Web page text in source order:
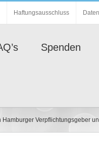
Haftungsausschluss
Spenden
Verpflichtungsgeber